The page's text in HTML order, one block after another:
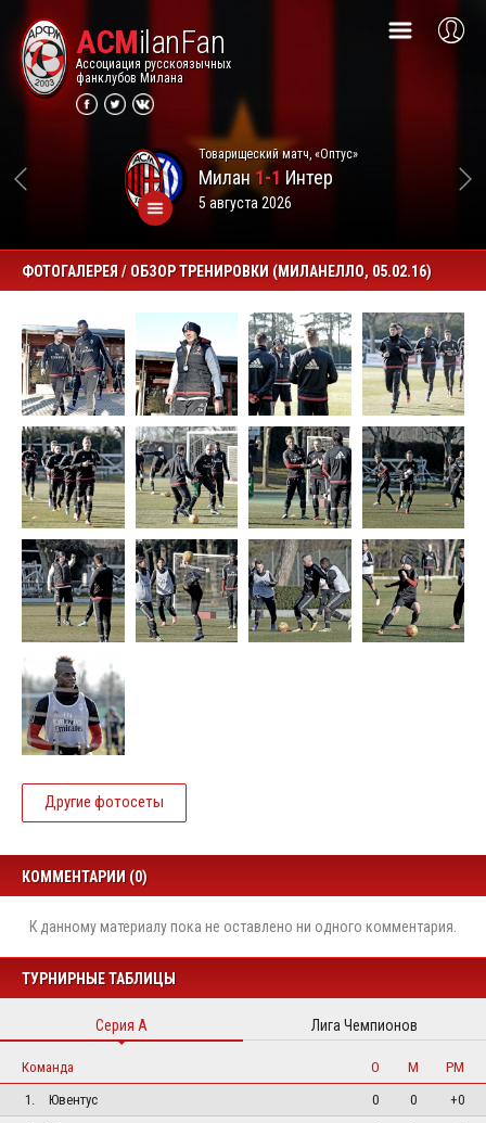
ACMilanFan
Ассоциация русскоязычных
фанклубов Милана
Товарищеский матч, «Оптус»
Милан1-1 Интер
5 августа 2026
ФОТОГАЛЕРЕЯ / ОБЗОР ТРЕНИРОВКИ (МИЛАНЕЛЛО, 05.02.16)
Другие фотосеты
КОММЕНТАРИИ (0)
К данному материалу пока не оставлено ни одного комментария.
ТУРНИРНЫЕ ТАБЛИЦЫ
Серия А Лига Чемпионов
Команда О М
РМ
1.
Ювентус 0 0
+0